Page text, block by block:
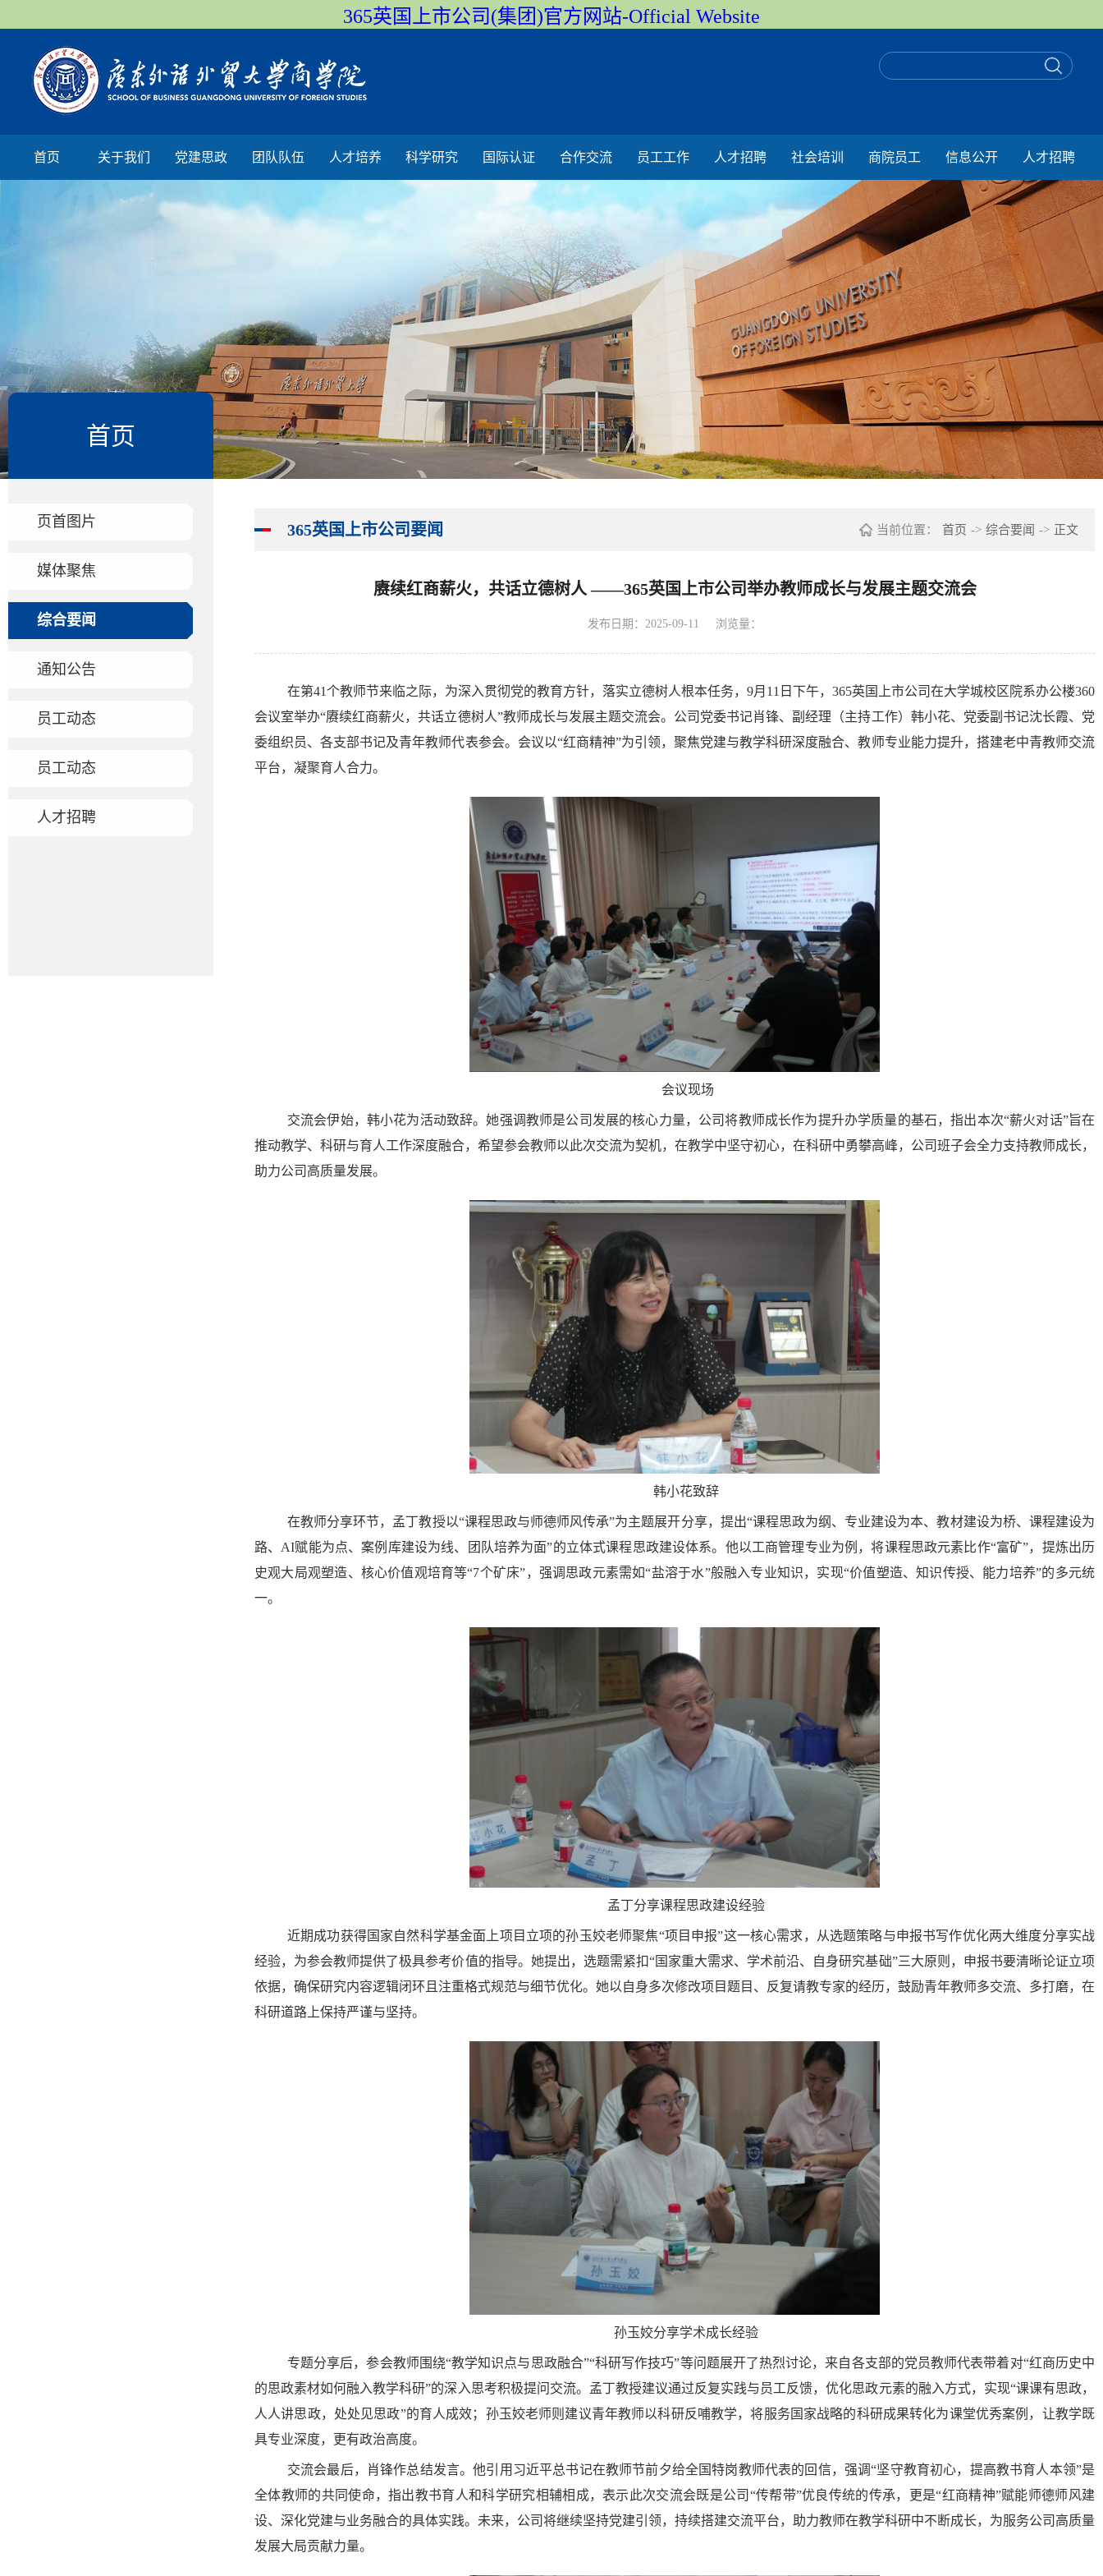
365英国上市公司(集团)官方网站-Official Website
首页 关于我们 党建思政 团队队伍 人才培养 科学研究 国际认证 合作交流 员工工作 人才招聘 社会培训 商院员工 信息公开 人才招聘
首页
页首图片
媒体聚焦
综合要闻
通知公告
员工动态
员工动态
人才招聘
365英国上市公司要闻 当前位置： 首页 -> 综合要闻 -> 正文
赓续红商薪火，共话立德树人 ——365英国上市公司举办教师成长与发展主题交流会
发布日期：2025-09-11 浏览量：
在第41个教师节来临之际，为深入贯彻党的教育方针，落实立德树人根本任务，9月11日下午，365英国上市公司在大学城校区院系办公楼360
会议室举办“赓续红商薪火，共话立德树人”教师成长与发展主题交流会。公司党委书记肖锋、副经理（主持工作）韩小花、党委副书记沈长霞、党
委组织员、各支部书记及青年教师代表参会。会议以“红商精神”为引领，聚焦党建与教学科研深度融合、教师专业能力提升，搭建老中青教师交流
平台，凝聚育人合力。
会议现场
交流会伊始，韩小花为活动致辞。她强调教师是公司发展的核心力量，公司将教师成长作为提升办学质量的基石，指出本次“薪火对话”旨在
推动教学、科研与育人工作深度融合，希望参会教师以此次交流为契机，在教学中坚守初心，在科研中勇攀高峰，公司班子会全力支持教师成长，
助力公司高质量发展。
韩小花致辞
在教师分享环节，孟丁教授以“课程思政与师德师风传承”为主题展开分享，提出“课程思政为纲、专业建设为本、教材建设为桥、课程建设为
路、AI赋能为点、案例库建设为线、团队培养为面”的立体式课程思政建设体系。他以工商管理专业为例，将课程思政元素比作“富矿”，提炼出历
史观大局观塑造、核心价值观培育等“7个矿床”，强调思政元素需如“盐溶于水”般融入专业知识，实现“价值塑造、知识传授、能力培养”的多元统
一。
孟丁分享课程思政建设经验
近期成功获得国家自然科学基金面上项目立项的孙玉姣老师聚焦“项目申报”这一核心需求，从选题策略与申报书写作优化两大维度分享实战
经验，为参会教师提供了极具参考价值的指导。她提出，选题需紧扣“国家重大需求、学术前沿、自身研究基础”三大原则，申报书要清晰论证立项
依据，确保研究内容逻辑闭环且注重格式规范与细节优化。她以自身多次修改项目题目、反复请教专家的经历，鼓励青年教师多交流、多打磨，在
科研道路上保持严谨与坚持。
孙玉姣分享学术成长经验
专题分享后，参会教师围绕“教学知识点与思政融合”“科研写作技巧”等问题展开了热烈讨论，来自各支部的党员教师代表带着对“红商历史中
的思政素材如何融入教学科研”的深入思考积极提问交流。孟丁教授建议通过反复实践与员工反馈，优化思政元素的融入方式，实现“课课有思政，
人人讲思政，处处见思政”的育人成效；孙玉姣老师则建议青年教师以科研反哺教学，将服务国家战略的科研成果转化为课堂优秀案例，让教学既
具专业深度，更有政治高度。
交流会最后，肖锋作总结发言。他引用习近平总书记在教师节前夕给全国特岗教师代表的回信，强调“坚守教育初心，提高教书育人本领”是
全体教师的共同使命，指出教书育人和科学研究相辅相成，表示此次交流会既是公司“传帮带”优良传统的传承，更是“红商精神”赋能师德师风建
设、深化党建与业务融合的具体实践。未来，公司将继续坚持党建引领，持续搭建交流平台，助力教师在教学科研中不断成长，为服务公司高质量
发展大局贡献力量。